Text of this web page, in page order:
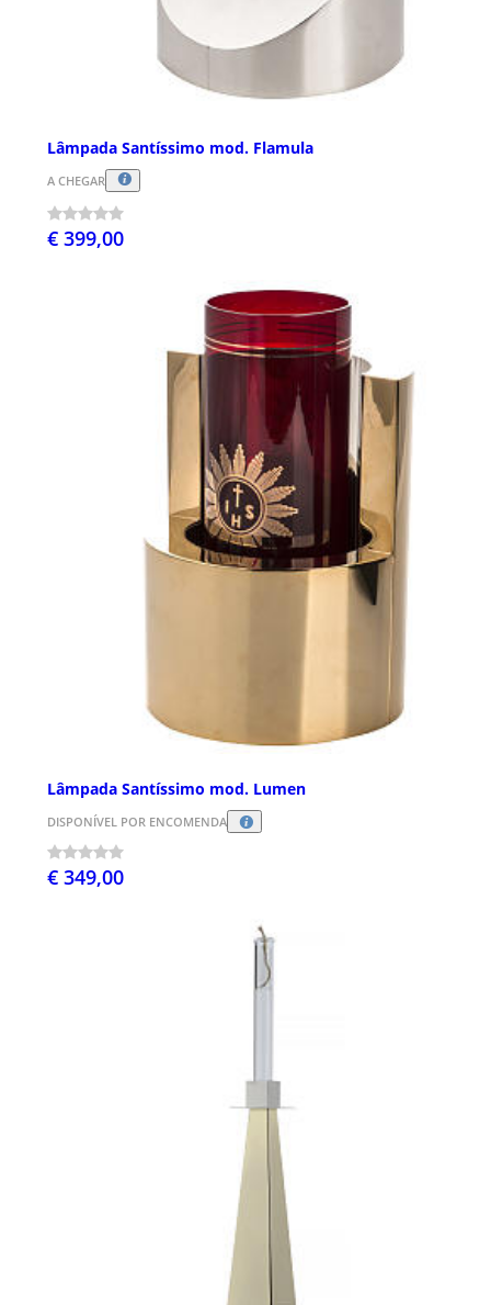
Lâmpada Santíssimo mod. Flamula
A CHEGAR
€ 399,00
Lâmpada Santíssimo mod. Lumen
DISPONÍVEL POR ENCOMENDA
€ 349,00